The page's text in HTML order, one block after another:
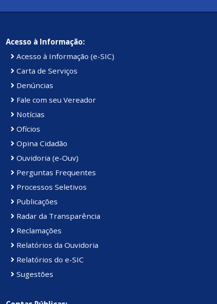
Acesso à Informação:
Acesso à Informação (e-SIC)
Carta de Serviços
Denúncias
Fale com seu Vereador
Notícias
Ofícios
Opina Cidadão
Ouvidoria (e-Ouv)
Perguntas Frequentes
Processos Seletivos
Publicações
Radar da Transparência
Reclamações
Relatórios da Ouvidoria
Relatórios do e-SIC
Sugestões